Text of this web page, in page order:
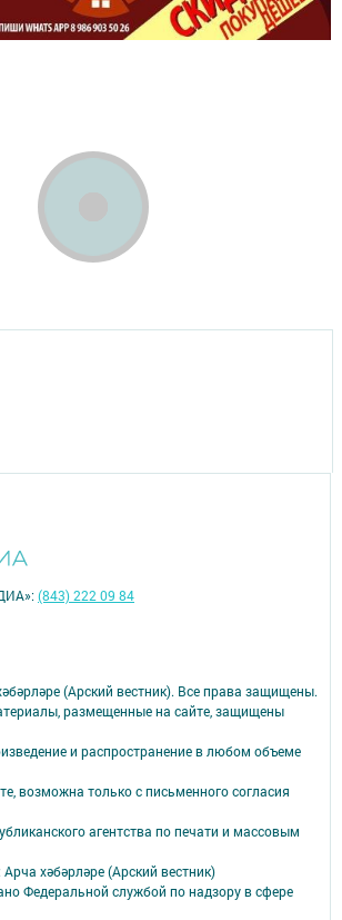
(Арский вестник). Все права защищены.
размещенные на сайте, защищены
и распространение в любом объеме
возможна только с письменного согласия
агентства по печати и массовым
хәбәрләре (Арский вестник)
Федеральной службой по надзору в сфере
(843) 222 09 84